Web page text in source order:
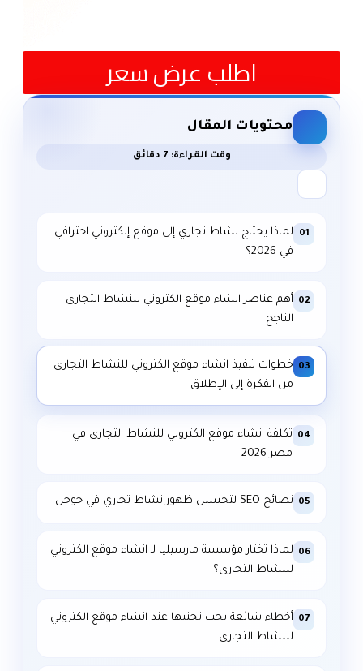
اطلب عرض سعر
محتويات المقال
وقت القراءة: 7 دقائق
01
لماذا يحتاج نشاط تجاري إلى موقع إلكتروني احترافي
في 2026؟
02
أهم عناصر انشاء موقع الكتروني للنشاط التجارى
الناجح
03 خطوات تنفيذ انشاء موقع الكتروني للنشاط التجارى
من الفكرة إلى الإطلاق
04
تكلفة انشاء موقع الكتروني للنشاط التجارى في
مصر 2026
05 نصائح SEO لتحسين ظهور نشاط تجاري في جوجل
06
لماذا تختار مؤسسة مارسيليا لـ انشاء موقع الكتروني
للنشاط التجارى؟
07
أخطاء شائعة يجب تجنبها عند انشاء موقع الكتروني
للنشاط التجارى